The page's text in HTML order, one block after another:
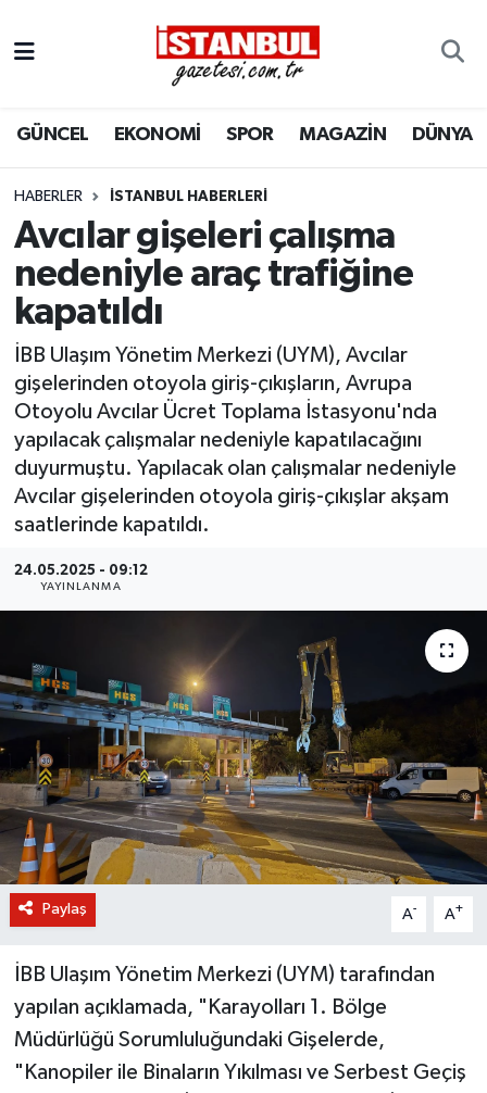
GÜNCEL EKONOMİ SPOR MAGAZİN DÜNYA
HABERLER İSTANBUL HABERLERI
Avcılar gişeleri çalışma
nedeniyle araç trafiğine
kapatıldı
İBB Ulaşım Yönetim Merkezi (UYM), Avcılar
gişelerinden otoyola giriş-çıkışların, Avrupa
Otoyolu Avcılar Ücret Toplama İstasyonu'nda
yapılacak çalışmalar nedeniyle kapatılacağını
duyurmuştu. Yapılacak olan çalışmalar nedeniyle
Avcılar gişelerinden otoyola giriş-çıkışlar akşam
saatlerinde kapatıldı.
24.05.2025 - 09:12
YAYINLANMA
Paylaş A- A+
İBB Ulaşım Yönetim Merkezi (UYM) tarafından
yapılan açıklamada, "Karayolları 1. Bölge
Müdürlüğü Sorumluluğundaki Gişelerde,
"Kanopiler ile Binaların Yıkılması ve Serbest Geçiş
EKONOMİ
İSTANBUL
DÜNYA
SPOR
MAGAZİN
KÜLTÜR SANAT
SAĞLIK
BİLİM VE TEKNOLOJİ
OTOMOBİL
Nöbetçi Eczaneler
Hava Durumu
Trafik Durumu
Süper Lig Puan Durumu ve Fikstür
Tüm Manşetler
Son Dakika Haberleri
Haber Arşivi